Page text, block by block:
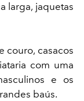
larga, jaquetas
couro, casacos
com uma
e os
baús.